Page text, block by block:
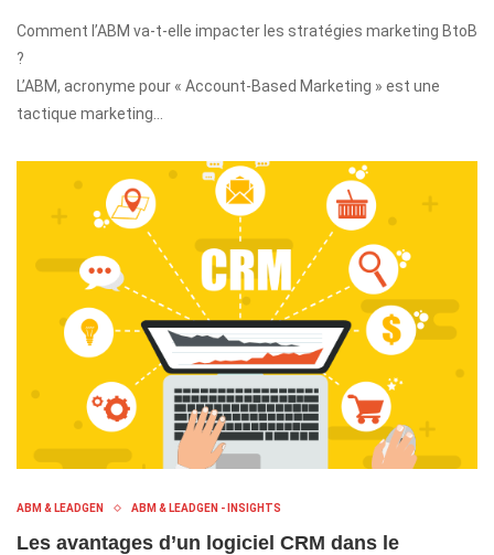
Comment l’ABM va-t-elle impacter les stratégies marketing BtoB
?
L’ABM, acronyme pour « Account-Based Marketing » est une
tactique marketing…
ABM & LEADGEN ABM & LEADGEN - INSIGHTS
Les avantages d’un logiciel CRM dans le